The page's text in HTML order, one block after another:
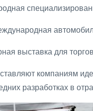
выставка для
компаниям
разработках в